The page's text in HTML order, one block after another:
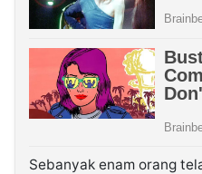
Sebanyak enam orang